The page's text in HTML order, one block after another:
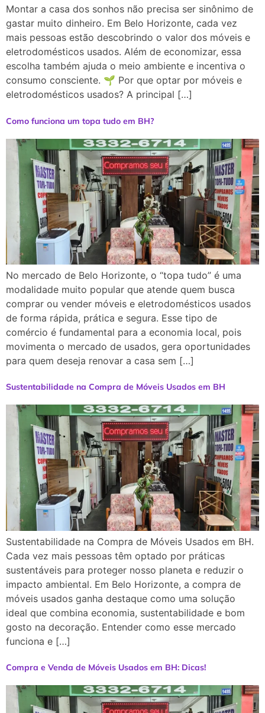
Montar a casa dos sonhos não precisa ser sinônimo de
gastar muito dinheiro. Em Belo Horizonte, cada vez
mais pessoas estão descobrindo o valor dos móveis e
eletrodomésticos usados. Além de economizar, essa
escolha também ajuda o meio ambiente e incentiva o
consumo consciente. 🌱 Por que optar por móveis e
eletrodomésticos usados? A principal […]
Como funciona um topa tudo em BH?
No mercado de Belo Horizonte, o “topa tudo” é uma
modalidade muito popular que atende quem busca
comprar ou vender móveis e eletrodomésticos usados
de forma rápida, prática e segura. Esse tipo de
comércio é fundamental para a economia local, pois
movimenta o mercado de usados, gera oportunidades
para quem deseja renovar a casa sem […]
Sustentabilidade na Compra de Móveis Usados em BH
Sustentabilidade na Compra de Móveis Usados em BH.
Cada vez mais pessoas têm optado por práticas
sustentáveis para proteger nosso planeta e reduzir o
impacto ambiental. Em Belo Horizonte, a compra de
móveis usados ganha destaque como uma solução
ideal que combina economia, sustentabilidade e bom
gosto na decoração. Entender como esse mercado
funciona e […]
Compra e Venda de Móveis Usados em BH: Dicas!